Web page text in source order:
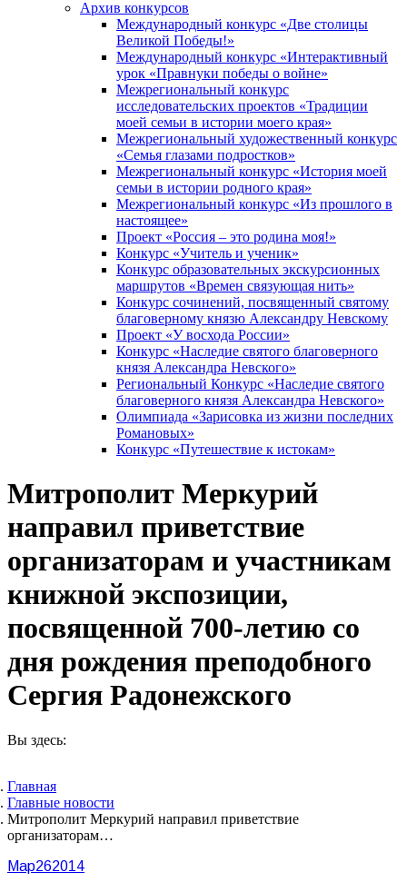
Архив конкурсов
Международный конкурс «Две столицы
Великой Победы!»
Международный конкурс «Интерактивный
урок «Правнуки победы о войне»
Межрегиональный конкурс
исследовательских проектов «Традиции
моей семьи в истории моего края»
Межрегиональный художественный конкурс
«Семья глазами подростков»
Межрегиональный конкурс «История моей
семьи в истории родного края»
Межрегиональный конкурс «Из прошлого в
настоящее»
Проект «Россия – это родина моя!»
Конкурс «Учитель и ученик»
Конкурс образовательных экскурсионных
маршрутов «Времен связующая нить»
Конкурс сочинений, посвященный святому
благоверному князю Александру Невскому
Проект «У восхода России»
Конкурс «Наследие святого благоверного
князя Александра Невского»
Региональный Конкурс «Наследие святого
благоверного князя Александра Невского»
Олимпиада «Зарисовка из жизни последних
Романовых»
Конкурс «Путешествие к истокам»
Митрополит Меркурий
направил приветствие
организаторам и участникам
книжной экспозиции,
посвященной 700-летию со
дня рождения преподобного
Сергия Радонежского
Вы здесь:
Главная
Главные новости
Митрополит Меркурий направил приветствие
организаторам…
Мар262014